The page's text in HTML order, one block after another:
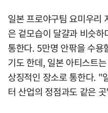
일본 프로야구팀 요미우리
은 겉모습이 달걀과 비슷
통한다. 5만명 안팎을 수용
기도 한데, 일본 아티스트
상징적인 장소로 통한다. "
터 산업의 정점과도 같은